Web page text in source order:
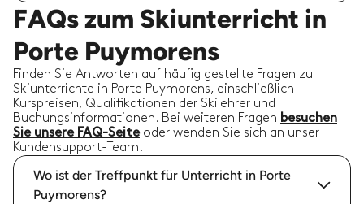
FAQs zum Skiunterricht in
Porte Puymorens
Finden Sie Antworten auf häufig gestellte Fragen zu
Skiunterrichte in Porte Puymorens, einschließlich
Kurspreisen, Qualifikationen der Skilehrer und
Buchungsinformationen. Bei weiteren Fragen besuchen
Sie unsere FAQ-Seiteoder wenden Sie sich an unser
Kundensupport-Team.
Wo ist der Treffpunkt für Unterricht in Porte
Puymorens?